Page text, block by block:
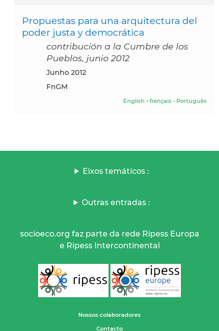
Propuestas para una arquitectura del
poder justa y democrática
contribución a la Cumbre de los
Pueblos, junio 2012
junho 2012
FnGM
English - français - Português
Eixos temáticos :
Outras entradas :
socioeco.org faz parte da rede Ripess Europa
e Ripess Intercontinental
Nossos colaboradores
Contacto